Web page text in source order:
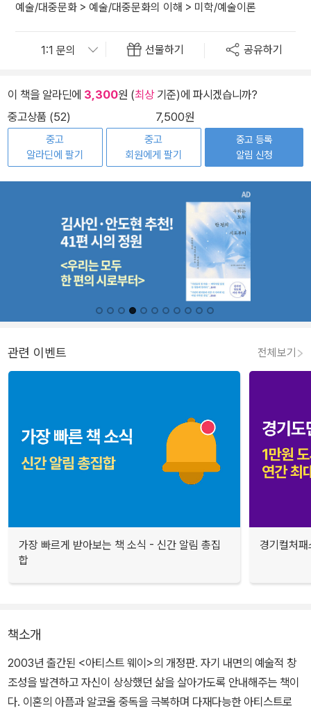
예술/대중문화 > 예술/대중문화의 이해 > 미학/예술이론
선물하기 공유하기
이 책을 알라딘에 3,300원 (최상기준)에 파시겠습니까?
중고상품 (52)
7,500원
중고
알라딘에 팔기
중고
회원에게 팔기
중고 등록
알림 신청
관련 이벤트 전체보기
가장 빠르게 받아보는 책 소식 - 신간 알림 총집
합
경기컬처
책소개
2003년 출간된 <아티스트 웨이>의 개정판. 자기 내면의 예술적 창
조성을 발견하고 자신이 상상했던 삶을 살아가도록 안내해주는 책이
다. 이혼의 아픔과 알코올 중독을 극복하며 다재다능한 아티스트로